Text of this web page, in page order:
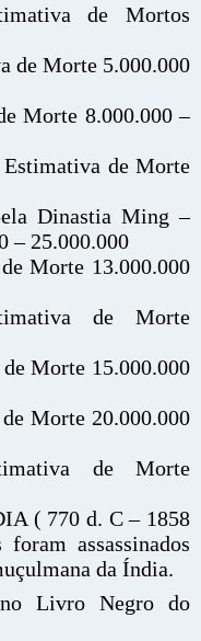
de Mortos
de Morte 5.000.000
Morte 8.000.000 –
de Morte
Dinastia Ming –
– 25.000.000
Morte 13.000.000
de Morte
Morte 15.000.000
Morte 20.000.000
de Morte
( 770 d. C – 1858
assassinados
da Índia.
Livro Negro do